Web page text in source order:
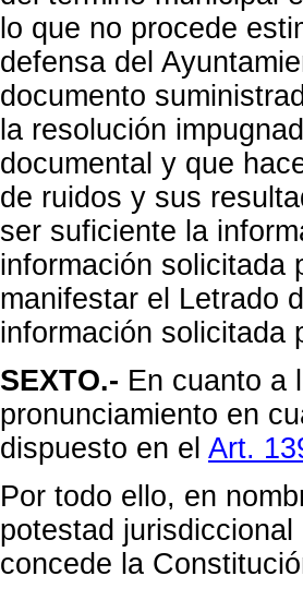
lo que no procede
defensa del
documento
la resolución
documental y que
de ruidos y sus
ser suficiente la
información solicitada
manifestar el Letrado
información solicitada
SEXTO.- En cuanto a
pronunciamiento en
dispuesto en el Art.
Por todo ello, en
potestad
concede la